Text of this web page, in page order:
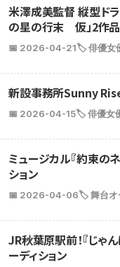
米澤成美監督 縦型ド
の星の行末 仮」2作
📅 2026-04-21🏷️ 俳優女
新設事務所Sunny
📅 2026-04-15🏷️ 俳優女
ミュージカル『約束の
ション
📅 2026-04-06🏷️ 舞台オ
JR秋葉原駅前！『じゃ
ーディション